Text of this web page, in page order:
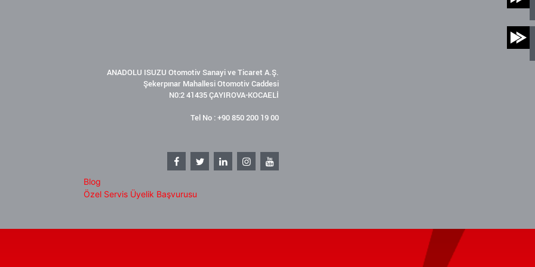
ANADOLU ISUZU Otomotiv Sanayi ve Ticaret A.Ş.
Şekerpınar Mahallesi Otomotiv Caddesi
N0:2 41435 ÇAYIROVA-KOCAELİ
Tel No : +90 850 200 19 00
Blog
Özel Servis Üyelik Başvurusu